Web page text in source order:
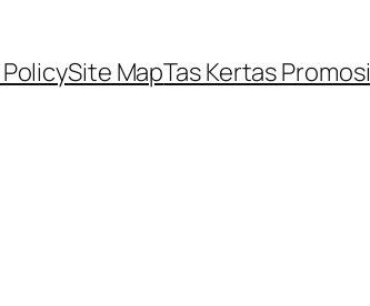
Site MapTas Kertas Promosi